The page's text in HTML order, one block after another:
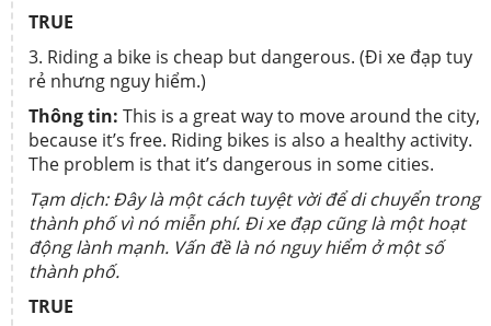
TRUE
3. Riding a bike is cheap but dangerous. (Đi xe đạp tuy
rẻ nhưng nguy hiểm.)
Thông tin: This is a great way to move around the city,
because it’s free. Riding bikes is also a healthy activity.
The problem is that it’s dangerous in some cities.
Tạm dịch: Đây là một cách tuyệt vời để di chuyển trong
thành phố vì nó miễn phí. Đi xe đạp cũng là một hoạt
động lành mạnh. Vấn đề là nó nguy hiểm ở một số
thành phố.
TRUE